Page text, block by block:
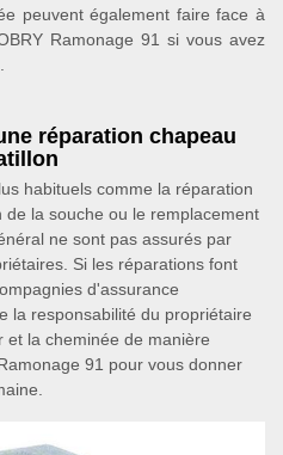
peuvent également faire face à
Ramonage 91 si vous avez
réparation chapeau
habituels comme la réparation
la souche ou le remplacement
ne sont pas assurés par
Si les réparations font
d'assurance
la responsabilité du propriétaire
la cheminée de manière
91 pour vous donner